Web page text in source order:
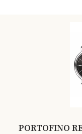
PORTOFINO